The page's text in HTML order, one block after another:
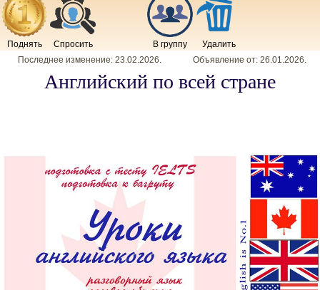
Поднять Спросить В группу
Удалить
Последнее изменение: 23.02.2026. Объявление от: 26.01.2026.
Английский по всей стране